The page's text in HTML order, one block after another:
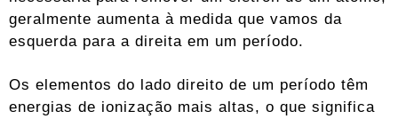
geralmente aumenta à medida que vamos da
esquerda para a direita em um período.
Os elementos do lado direito de um período têm
energias de ionização mais altas, o que significa